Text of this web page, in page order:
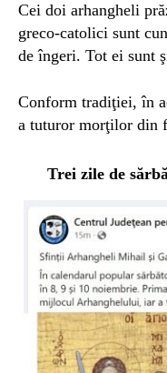
Cei doi arhangheli
greco-catolici sunt
de îngeri. Tot ei sunt
Conform tradiţiei, în
a tuturor morţilor din
Trei zile de